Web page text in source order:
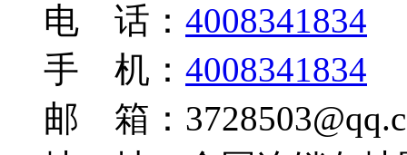
电 话： 4008341834
手 机： 4008341834
邮 箱：